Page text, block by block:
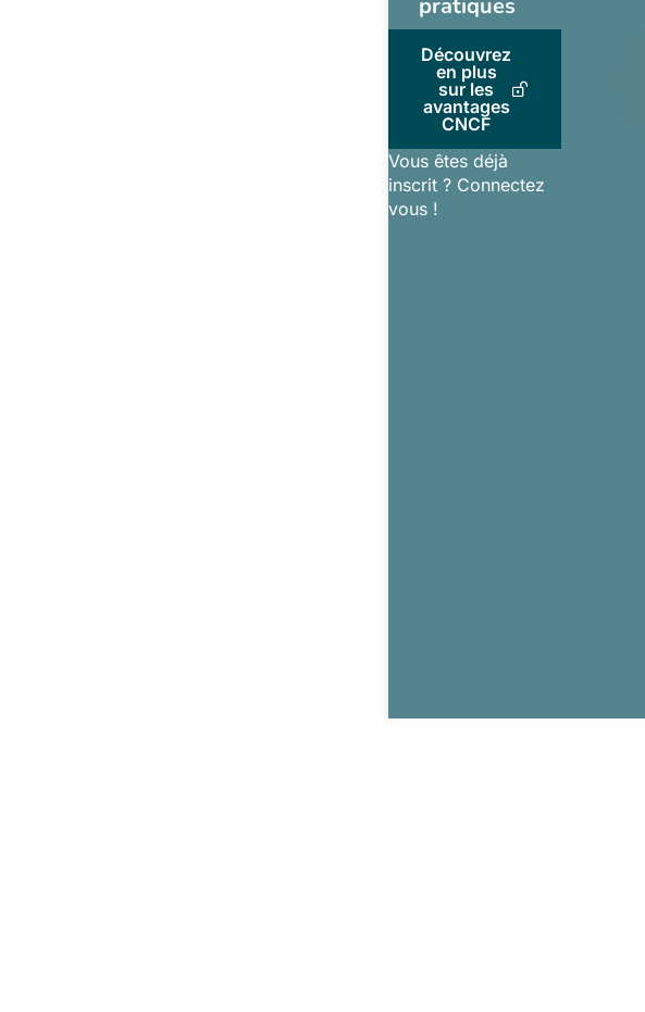
pratiques
Découvrez
en plus
sur les
avantages
CNCF
Vous êtes déjà
inscrit ? Connectez
vous !